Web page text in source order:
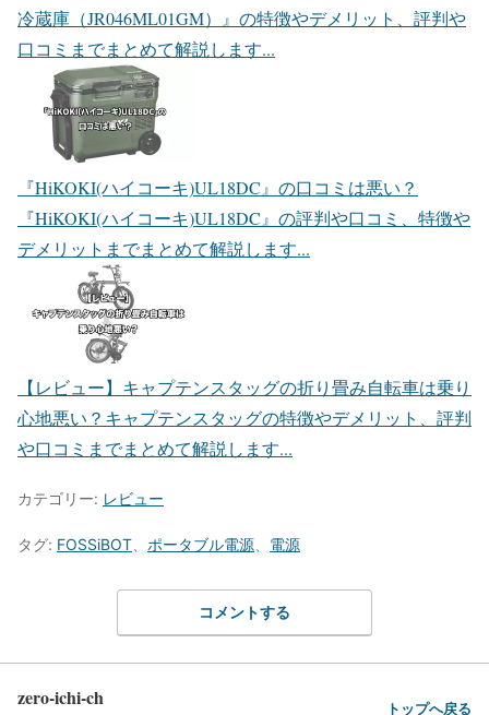
冷蔵庫（JR046ML01GM）』の特徴やデメリット、評判や
口コミまでまとめて解説します...
『HiKOKI(ハイコーキ)UL18DC』の口コミは悪い？
『HiKOKI(ハイコーキ)UL18DC』の評判や口コミ、特徴や
デメリットまでまとめて解説します...
【レビュー】キャプテンスタッグの折り畳み自転車は乗り
心地悪い？ キャプテンスタッグの特徴やデメリット、評判
や口コミまでまとめて解説します...
カテゴリー: レビュー
タグ: FOSSiBOT ポータブル電源 電源
コメントする
zero-ichi-ch トップへ戻る